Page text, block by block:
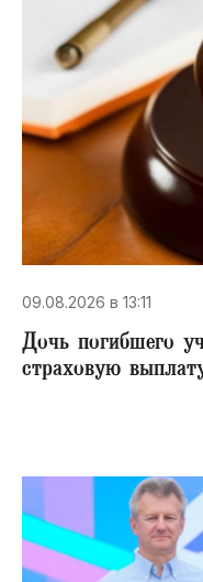
09.08.2026 в 13:11
Дочь погибшего
страховую